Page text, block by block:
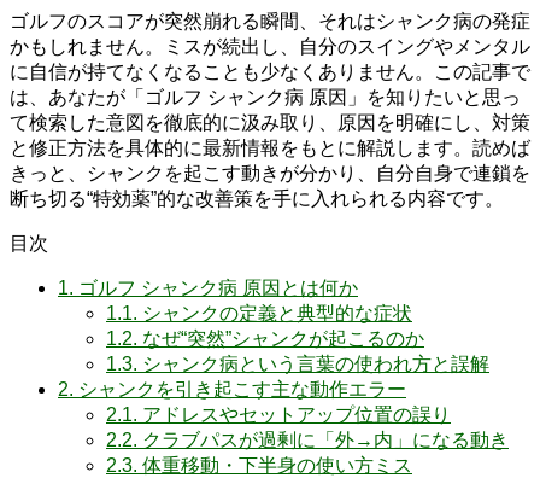
ゴルフのスコアが突然崩れる瞬間、それはシャンク病の発症
かもしれません。ミスが続出し、自分のスイングやメンタル
に自信が持てなくなることも少なくありません。この記事で
は、あなたが「ゴルフ シャンク病 原因」を知りたいと思っ
て検索した意図を徹底的に汲み取り、原因を明確にし、対策
と修正方法を具体的に最新情報をもとに解説します。読めば
きっと、シャンクを起こす動きが分かり、自分自身で連鎖を
断ち切る“特効薬”的な改善策を手に入れられる内容です。
目次
1. ゴルフ シャンク病 原因とは何か
1.1. シャンクの定義と典型的な症状
1.2. なぜ“突然”シャンクが起こるのか
1.3. シャンク病という言葉の使われ方と誤解
2. シャンクを引き起こす主な動作エラー
2.1. アドレスやセットアップ位置の誤り
2.2. クラブパスが過剰に「外→内」になる動き
2.3. 体重移動・下半身の使い方ミス